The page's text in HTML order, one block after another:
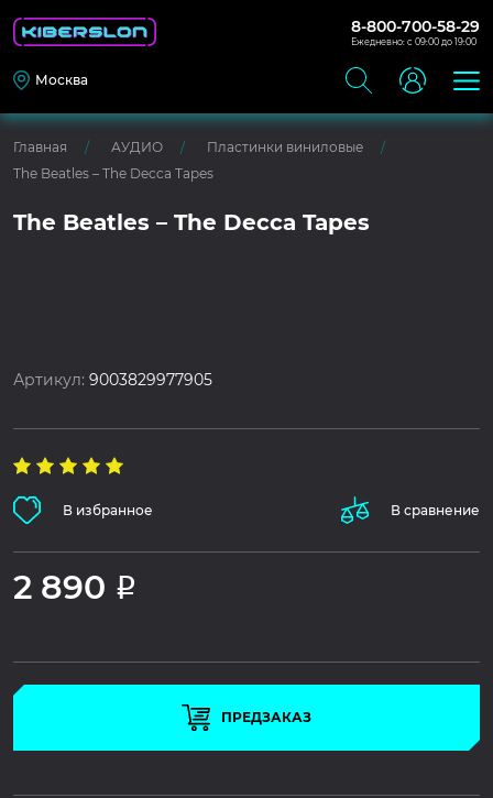
8-800-700-58-29
Ежедневно: с 09:00 до 19:00
Москва
Главная АУДИО
Пластинки виниловые
The Beatles – The Decca Tapes
The Beatles – The Decca Tapes
Артикул:9003829977905
В избранное В сравнение
2 890 Р
ПРЕДЗАКАЗ